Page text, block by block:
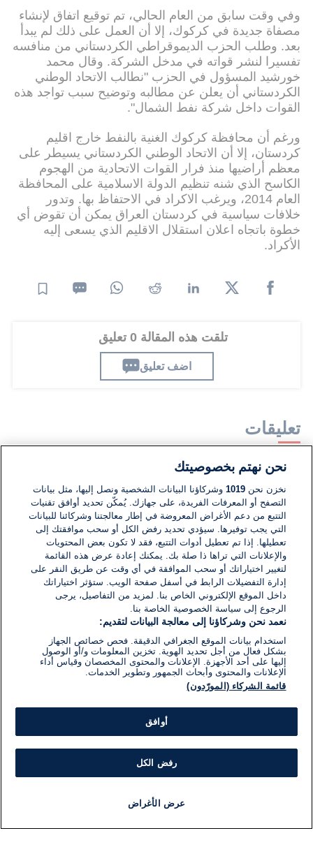
وفي وقت سابق من العام الحالي، تم توقيع اتفاق لإنشاء
مصفاة جديدة في كركوك، إلا أن العمل على ذلك لم يبدأ
بعد. وطلب الحزب الديموقراطي الكردستاني من منافسه
تفسيرا لنشر قواته في مدخل الشركة. وقال محمد
خورشيد المسؤول في الحزب "نطالب الاتحاد الوطني
الكردستاني أن يعلن عن مطالبه وتوضيح سبب تواجد هذه
القوات داخل شركة نفط الشمال".
ورغم أن محافظة كركوك الغنية بالنفط خارج اقليم
كردستان، إلا أن الاتحاد الوطني الكردستاني يسيطر على
معظم أراضيها منذ فرار القوات الاتحادية من الهجوم
الكاسح الذي شنه تنظيم الدولة الاسلامية على المحافظة
العام 2014، ويرغب الاكراد في الاحتفاظ بها. وتدور
خلافات سياسية في كردستان العراق يمكن أن تقوض أي
خطوة باتجاه اعلان استقلال الاقليم الذي يسعى إليه
الأكراد.
تلقت هذه المقالة 0 تعليق
اضف تعليق
تعليقات
لا توجد تعليقات مكتوبة حتى الآن. كن الأول!
اكتب تعليقًا جديدًا ...
نحن نهتم بخصوصيتك
نخزن نحن1019 وشركاؤنا البيانات الشخصية ونصل إليها، مثل بيانات
التصفح أو المعرفات الفريدة، على جهازك. يُمكّن تحديد أوافق تقنيات
التتبع من دعم الأغراض المعروضة في إطار معالجتنا وشركائنا للبيانات
التي يجب توفيرها. سيؤدي تحديد رفض الكل أو سحب موافقتك إلى
تعطيلها. إذا تم تعطيل أدوات التتبع، فقد لا تكون بعض المحتويات
والإعلانات التي تراها ذا صلة بك. يمكنك إعادة عرض هذه القائمة
لتغيير اختياراتك أو سحب الموافقة في أي وقت عن طريق النقر على
إدارة التفضيلات الرابط في أسفل صفحة الويب. ستؤثر اختياراتك
داخل الموقع الإلكتروني الخاص بنا. لمزيد من التفاصيل، يرجى
الرجوع إلى سياسة الخصوصية الخاصة بنا.
نعمد نحن وشركاؤنا إلى معالجة البيانات لتقديم:
استخدام بيانات الموقع الجغرافي الدقيقة. فحص خصائص الجهاز
بشكل فعال من أجل تحديد الهوية. تخزين المعلومات و/أو الوصول
إليها على أحد الأجهزة. الإعلانات والمحتوى المخصصان وقياس أداء
الإعلانات والمحتوى وأبحاث الجمهور وتطوير الخدمات.
قائمة الشركاء (المورّدون)
أوافق
رفض الكل
عرض الأغراض